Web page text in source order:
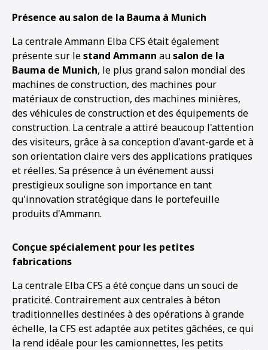
Présence au salon de la Bauma à Munich
La centrale Ammann Elba CFS était également
présente sur lestand Ammann ausalon de la
Bauma de Munich, le plus grand salon mondial des
machines de construction, des machines pour
matériaux de construction, des machines minières,
des véhicules de construction et des équipements de
construction. La centrale a attiré beaucoup l'attention
des visiteurs, grâce à sa conception d'avant-garde et à
son orientation claire vers des applications pratiques
et réelles. Sa présence à un événement aussi
prestigieux souligne son importance en tant
qu'innovation stratégique dans le portefeuille
produits d'Ammann.
Conçue spécialement pour les petites
fabrications
La centrale Elba CFS a été conçue dans un souci de
praticité. Contrairement aux centrales à béton
traditionnelles destinées à des opérations à grande
échelle, la CFS est adaptée aux petites gâchées, ce qui
la rend idéale pour les camionnettes, les petits